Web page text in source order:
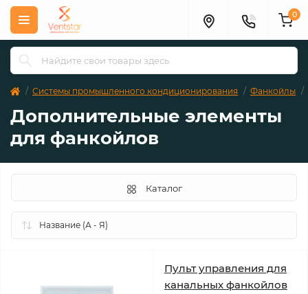
0
Системы промышленного кондиционирования Фанкойлы
Дополнительные элементы
для фанкойлов
Каталог
Пульт управления для
канальных фанкойлов